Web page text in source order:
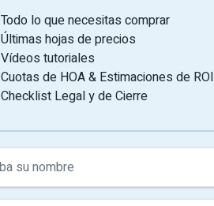
Todo lo que necesitas comprar
Últimas hojas de precios
Vídeos tutoriales
Cuotas de HOA & Estimaciones de ROI
Checklist Legal y de Cierre